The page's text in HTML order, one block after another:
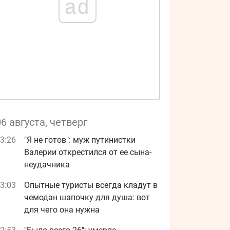
ad
августа, четверг
"Я не готов": муж путинистки
Валерии открестился от ее сына-
неудачника
Опытные туристы всегда кладут в
чемодан шапочку для душа: вот
для чего она нужна